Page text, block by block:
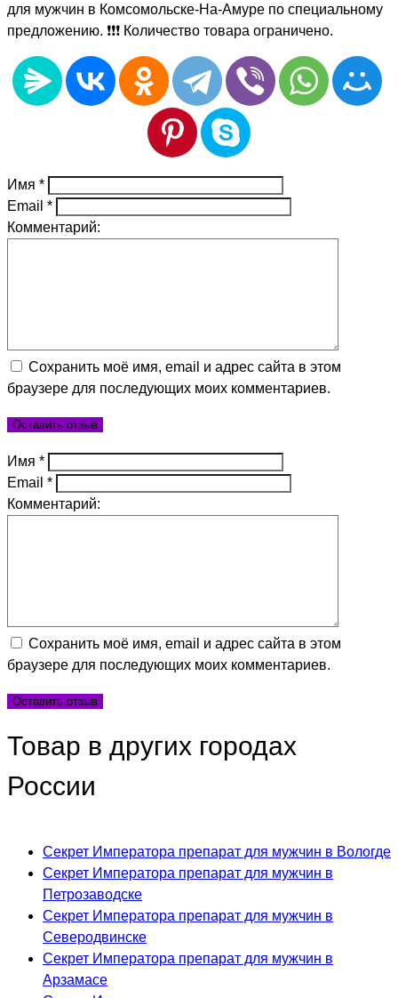
для мужчин в Комсомольске-На-Амуре по специальному
предложению. ❗❗❗ Количество товара ограничено.
Имя *
Email *
Комментарий:
Сохранить моё имя, email и адрес сайта в этом
браузере для последующих моих комментариев.
Имя *
Email *
Комментарий:
Сохранить моё имя, email и адрес сайта в этом
браузере для последующих моих комментариев.
Товар в других городах
России
Секрет Императора препарат для мужчин в Вологде
Секрет Императора препарат для мужчин в
Петрозаводске
Секрет Императора препарат для мужчин в
Северодвинске
Секрет Императора препарат для мужчин в
Арзамасе